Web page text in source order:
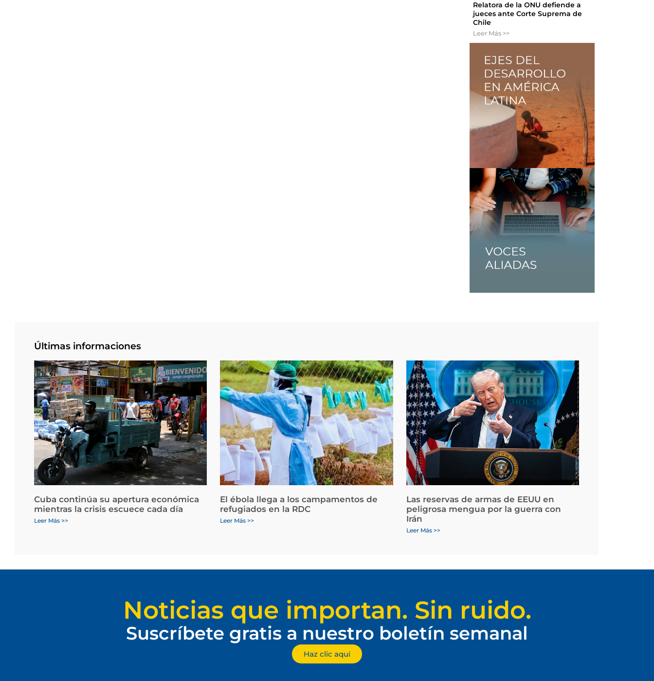
Relatora de la ONU defiende a
jueces ante Corte Suprema de
Chile
Leer Más >>
Últimas informaciones
Cuba continúa su apertura económica
mientras la crisis escuece cada día
Leer Más >>
El ébola llega a los campamentos de
refugiados en la RDC
Leer Más >>
Las reservas de armas de EEUU en
peligrosa mengua por la guerra con
Irán
Leer Más >>
Noticias que importan. Sin ruido.
Suscríbete gratis a nuestro boletín semanal
Haz clic aquí